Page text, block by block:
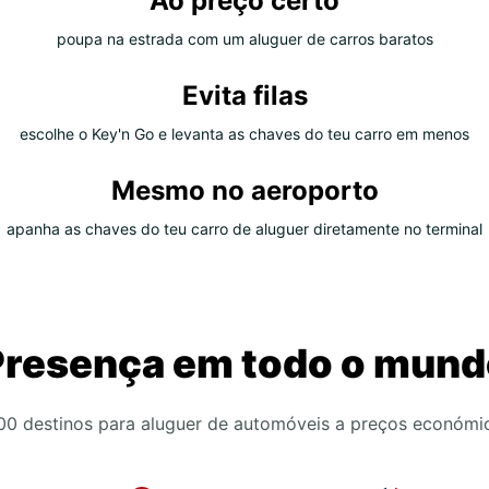
poupa na estrada com um aluguer de carros baratos
Evita filas
escolhe o Key'n Go e levanta as chaves do teu carro em menos
Mesmo no aeroporto
apanha as chaves do teu carro de aluguer diretamente no terminal
em todo o
destinos para aluguer de automóveis a preços